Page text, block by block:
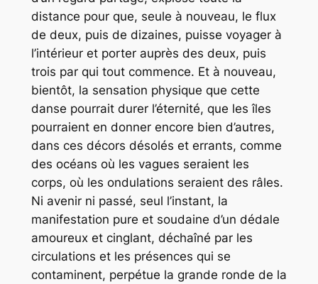
distance pour que, seule à nouveau, le flux
de deux, puis de dizaines, puisse voyager à
l’intérieur et porter auprès des deux, puis
trois par qui tout commence. Et à nouveau,
bientôt, la sensation physique que cette
danse pourrait durer l’éternité, que les îles
pourraient en donner encore bien d’autres,
dans ces décors désolés et errants, comme
des océans où les vagues seraient les
corps, où les ondulations seraient des râles.
Ni avenir ni passé, seul l’instant, la
manifestation pure et soudaine d’un dédale
amoureux et cinglant, déchaîné par les
circulations et les présences qui se
contaminent, perpétue la grande ronde de la